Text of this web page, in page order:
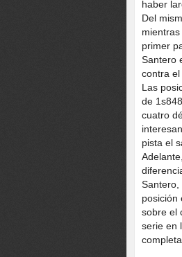
haber
Del
primer
Santero
contra
Las
de
cuatro
pista el
Santero,
posición
sobre el
serie en